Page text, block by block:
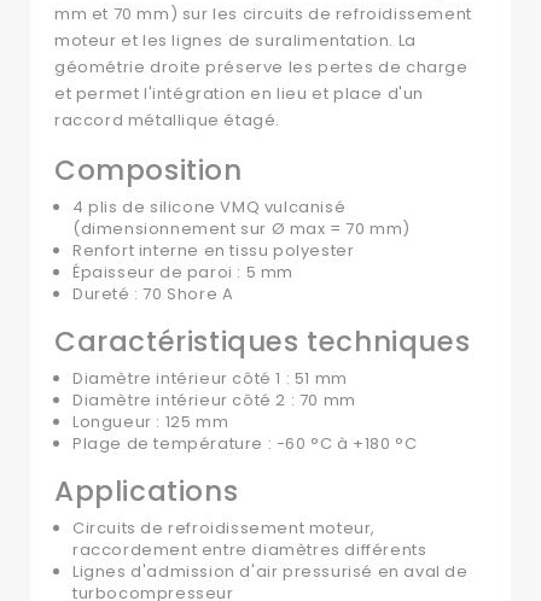
mm et 70 mm) sur les circuits de refroidissement
moteur et les lignes de suralimentation. La
géométrie droite préserve les pertes de charge
et permet l'intégration en lieu et place d'un
raccord métallique étagé.
Composition
4 plis de silicone VMQ vulcanisé
(dimensionnement sur Ø max = 70 mm)
Renfort interne en tissu polyester
Épaisseur de paroi : 5 mm
Dureté : 70 Shore A
Caractéristiques techniques
Diamètre intérieur côté 1 : 51 mm
Diamètre intérieur côté 2 : 70 mm
Longueur : 125 mm
Plage de température : -60 °C à +180 °C
Applications
Circuits de refroidissement moteur,
raccordement entre diamètres différents
Lignes d'admission d'air pressurisé en aval de
turbocompresseur